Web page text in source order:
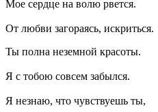
Мое сердце на волю рвется.
От любви загораясь, искриться.
Ты полна неземной красоты.
Я с тобою совсем забылся.
Я незнаю, что чувствуешь ты,